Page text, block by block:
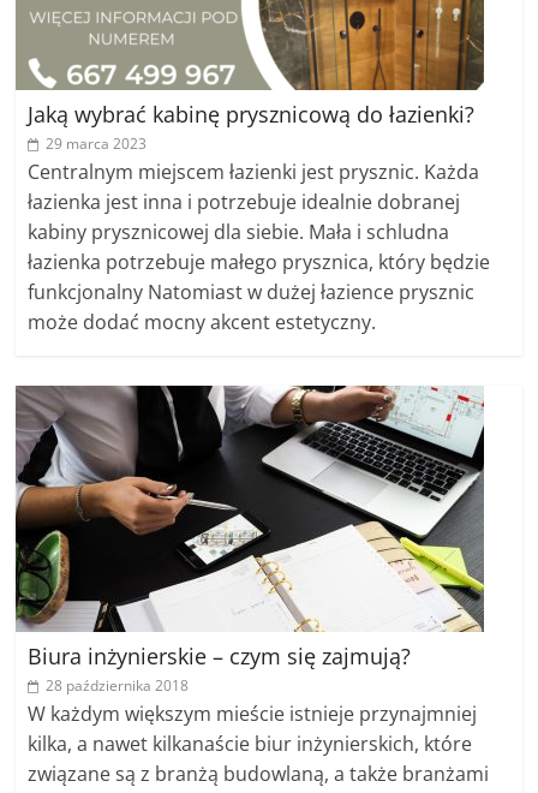
Jaką wybrać kabinę prysznicową do łazienki?
29 marca 2023
Centralnym miejscem łazienki jest prysznic. Każda
łazienka jest inna i potrzebuje idealnie dobranej
kabiny prysznicowej dla siebie. Mała i schludna
łazienka potrzebuje małego prysznica, który będzie
funkcjonalny Natomiast w dużej łazience prysznic
może dodać mocny akcent estetyczny.
Biura inżynierskie – czym się zajmują?
28 października 2018
W każdym większym mieście istnieje przynajmniej
kilka, a nawet kilkanaście biur inżynierskich, które
związane są z branżą budowlaną, a także branżami